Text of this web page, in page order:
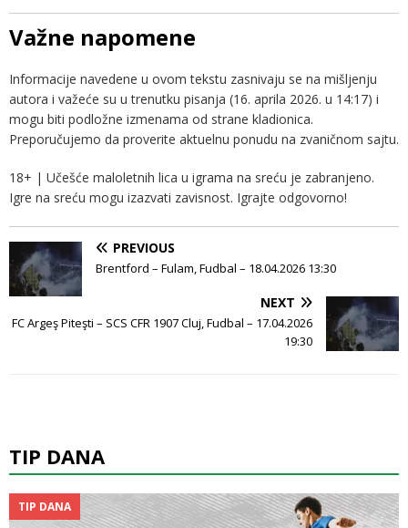
Važne napomene
Informacije navedene u ovom tekstu zasnivaju se na mišljenju
autora i važeće su u trenutku pisanja (16. aprila 2026. u 14:17) i
mogu biti podložne izmenama od strane kladionica.
Preporučujemo da proverite aktuelnu ponudu na zvaničnom sajtu.
18+ | Učešće maloletnih lica u igrama na sreću je zabranjeno.
Igre na sreću mogu izazvati zavisnost. Igrajte odgovorno!
PREVIOUS
Brentford – Fulam, Fudbal – 18.04.2026 13:30
NEXT
FC Argeş Piteşti – SCS CFR 1907 Cluj, Fudbal – 17.04.2026
19:30
TIP DANA
TIP DANA